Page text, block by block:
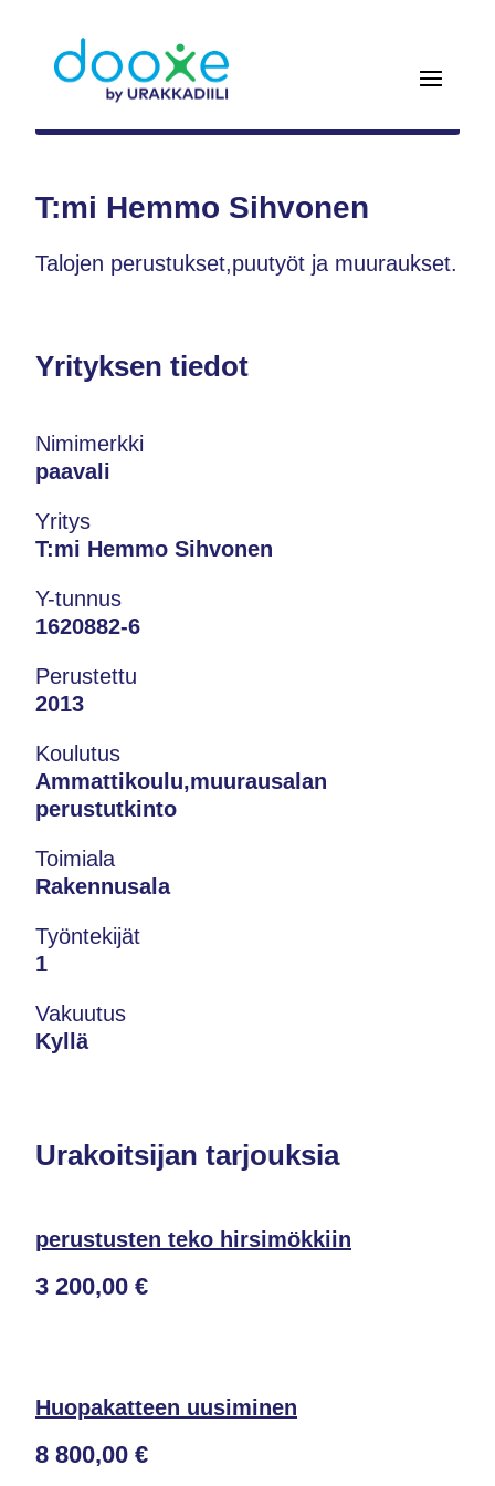
T:mi Hemmo Sihvonen
Talojen perustukset,puutyöt ja muuraukset.
Yrityksen tiedot
Nimimerkki
paavali
Yritys
T:mi Hemmo Sihvonen
Y-tunnus
1620882-6
Perustettu
2013
Koulutus
Ammattikoulu,muurausalan
perustutkinto
Toimiala
Rakennusala
Työntekijät
1
Vakuutus
Kyllä
Urakoitsijan tarjouksia
perustusten teko hirsimökkiin
3 200,00 €
Huopakatteen uusiminen
8 800,00 €